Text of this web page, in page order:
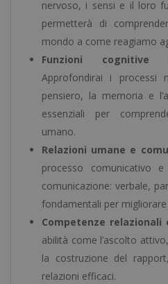
nervoso, i sensi e il loro
permetterà di
mondo a come reagiamo
Funzioni cognitive
Approfondirai i processi
pensiero, la memoria e
essenziali per
umano.
Relazioni umane e
processo comunicativo
comunicazione: verbale,
fondamentali per
Competenze relazionali
abilità come l’ascolto
la costruzione del
relazioni efficaci.